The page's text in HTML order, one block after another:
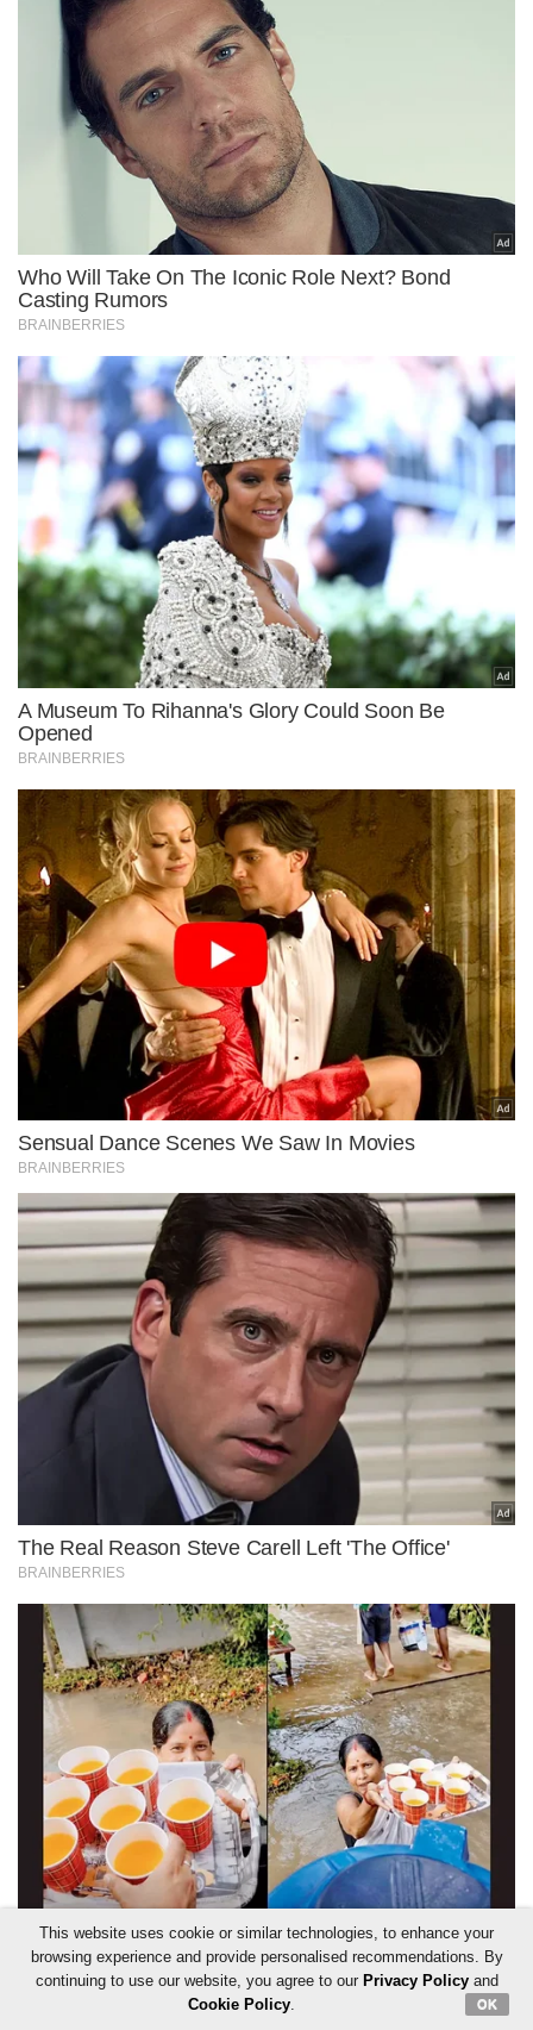
This website uses cookie or similar technologies, to enhance your
browsing experience and provide personalised recommendations. By
continuing to use our website, you agree to our Privacy Policyand
Cookie Policy. OK